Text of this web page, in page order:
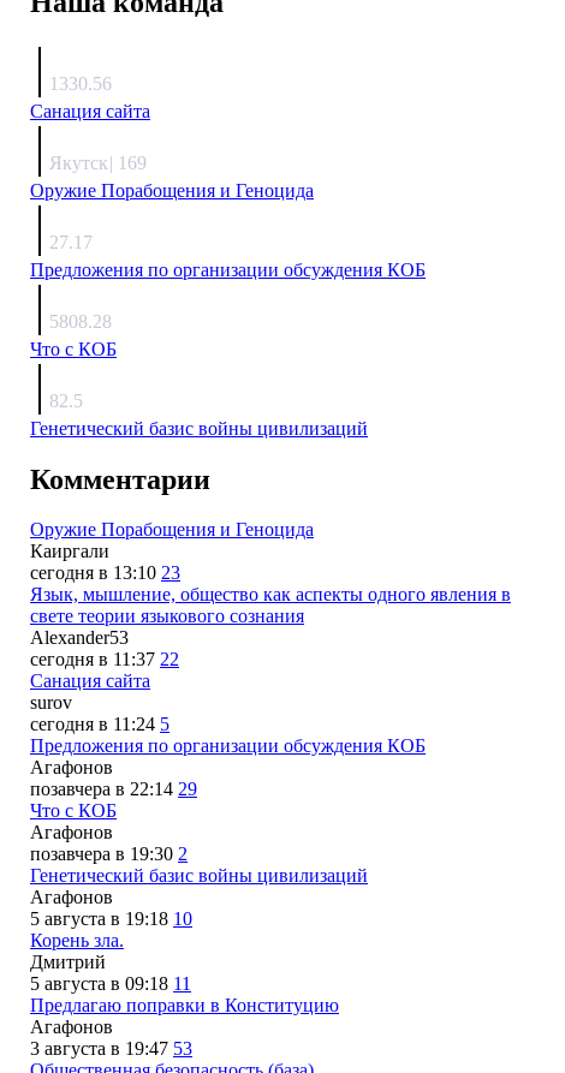
1330.56
Санация сайта
Якутск| 169
Оружие Порабощения и Геноцида
27.17
Предложения по организации обсуждения КОБ
5808.28
Что с КОБ
82.5
Генетический базис войны цивилизаций
Комментарии
Оружие Порабощения и Геноцида
Каиргали
сегодня в 13:10 23
Язык, мышление, общество как аспекты одного явления в
свете теории языкового сознания
Alexander53
сегодня в 11:37 22
Санация сайта
surov
сегодня в 11:24 5
Предложения по организации обсуждения КОБ
Агафонов
позавчера в 22:14 29
Что с КОБ
Агафонов
позавчера в 19:30 2
Генетический базис войны цивилизаций
Агафонов
5 августа в 19:18 10
Корень зла.
Дмитрий
5 августа в 09:18 11
Предлагаю поправки в Конституцию
Агафонов
3 августа в 19:47 53